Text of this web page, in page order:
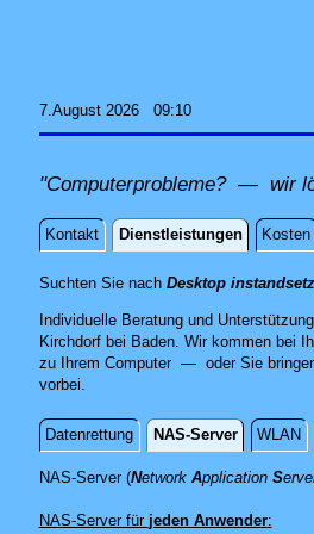
7.August 2026 09:10
"Computerprobleme? — wir
Kontakt Dienstleistungen Kosten
Dienstleistungen
Suchten Sie nach Desktop
Individuelle Beratung und
Kirchdorf bei Baden. Wir kommen bei
zu Ihrem Computer — oder Sie bringen
vorbei.
Datenrettung NAS-Server WLAN
NAS-Server
NAS-Server (Network Application S
NAS-Server für jeden Anwender: